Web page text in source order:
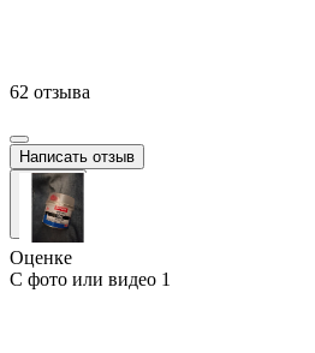
62 отзыва
Написать отзыв
Оценке
С фото или видео 1